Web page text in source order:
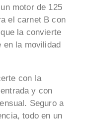
motor de 125
el carnet B con
la convierte
en la movilidad
con la
y con
Seguro a
todo en un